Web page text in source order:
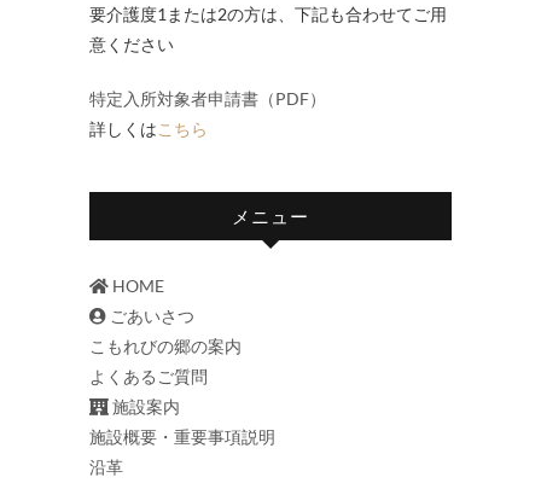
要介護度1または2の方は、下記も合わせてご用
意ください
特定入所対象者申請書（PDF）
詳しくはこちら
メニュー
HOME
ごあいさつ
こもれびの郷の案内
よくあるご質問
施設案内
施設概要・重要事項説明
沿革